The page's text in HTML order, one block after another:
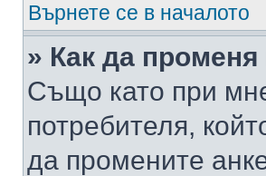
Върнете се в началото
» Как да променя
Също като при
потребителя,
да промените